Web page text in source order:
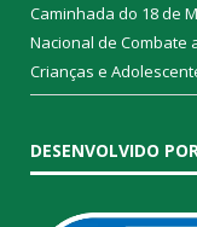
Caminhada do 18 de
Nacional de Combate
Crianças e
DESENVOLVIDO